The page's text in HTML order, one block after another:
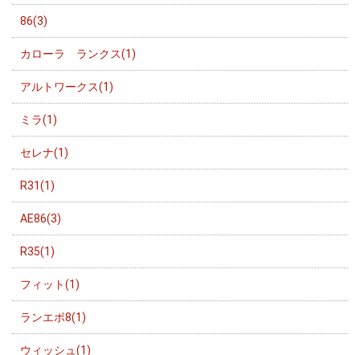
86(3)
カローラ ランクス(1)
アルトワークス(1)
ミラ(1)
セレナ(1)
R31(1)
AE86(3)
R35(1)
フィット(1)
ランエボ8(1)
ウィッシュ(1)